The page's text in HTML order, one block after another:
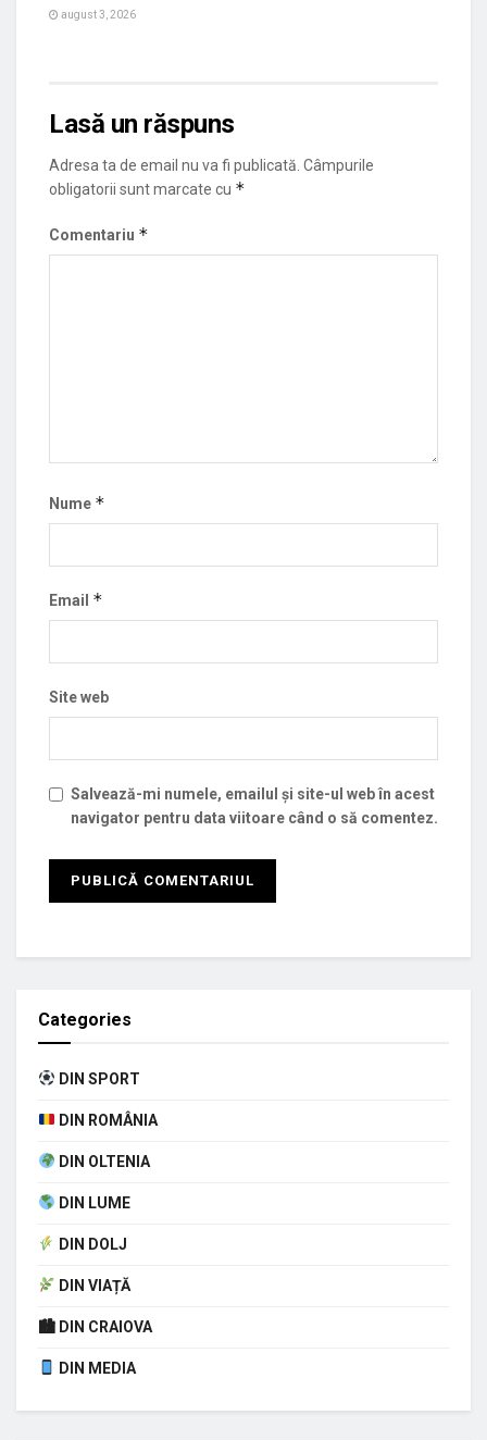
august 3, 2026
Lasă un răspuns
Adresa ta de email nu va fi publicată. Câmpurile
obligatorii sunt marcate cu *
Comentariu *
Nume *
Email *
Site web
Salvează-mi numele, emailul și site-ul web în acest
navigator pentru data viitoare când o să comentez.
Categories
DIN SPORT
DIN ROMÂNIA
DIN OLTENIA
DIN LUME
DIN DOLJ
DIN VIAȚĂ
🏙 DIN CRAIOVA
DIN MEDIA